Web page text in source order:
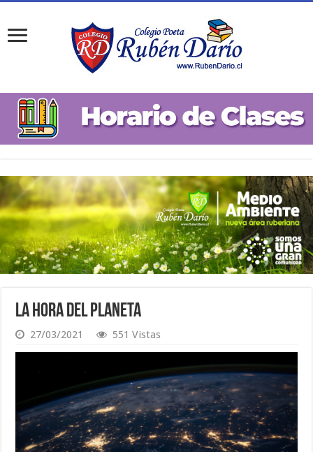
La Hora del Planeta
27/03/2021 551 Vistas